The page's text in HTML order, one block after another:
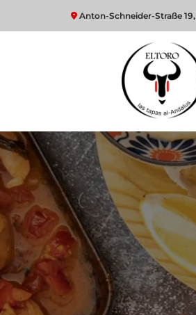
 Anton-Schneider-Straße 19,